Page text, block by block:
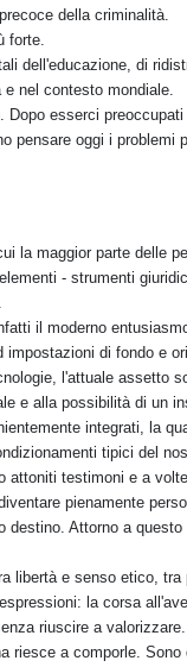
della criminalità.
forte.
dell'educazione, di
nel contesto mondiale.
esserci
pensare oggi i
la maggior parte delle
- strumenti
il moderno
di fondo e
l'attuale assetto
e alla possibilità di un
integrati, la
tipici del
testimoni e a
pienamente
destino. Attorno a
libertà e senso etico,
la corsa
riuscire a valorizzare.
riesce a comporle.